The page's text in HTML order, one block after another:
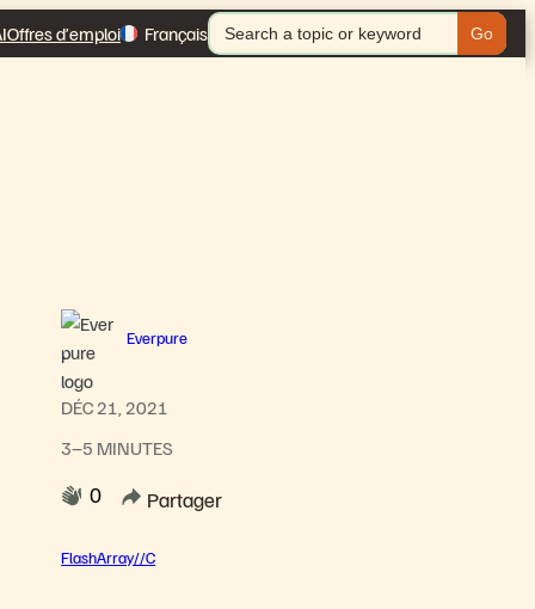
Offres d’emploi Français
Search
for:
Everpure
DÉC 21, 2021
3–5 MINUTES
0
Partager
FlashArray//C